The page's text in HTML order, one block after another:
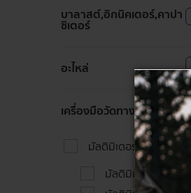
บาลาสต์,อิกนิคเตอร์,คาปา
ซิเตอร์
อะไหล่
เครื่องมือวัดทางไฟฟ้า
มัลติมิเตอร์
มัลติมิเตอร์แบบเข็ม